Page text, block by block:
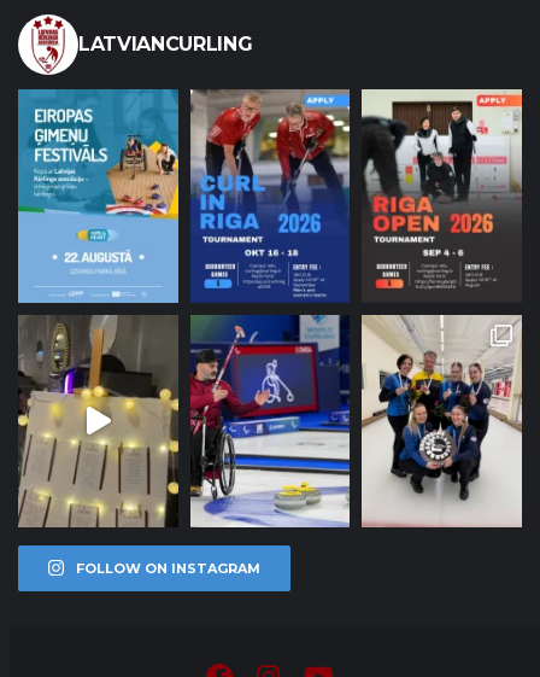
LATVIANCURLING
FOLLOW ON INSTAGRAM